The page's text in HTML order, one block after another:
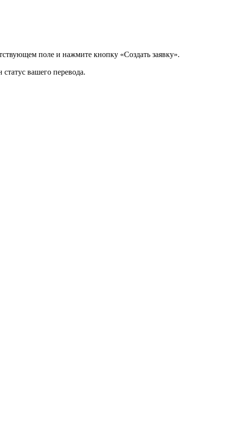
поле и нажмите кнопку «Создать заявку».
вашего перевода.